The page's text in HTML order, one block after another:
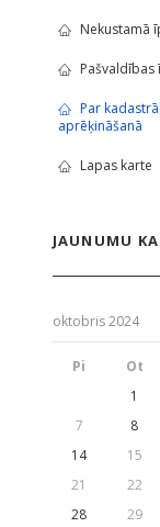
Nekustamā
Pašvaldības
Par
aprēķināšanā
Lapas karte
JAUNUMU
oktobris 2024
Pi Ot
1
7
8
14
15
21
22
28
29